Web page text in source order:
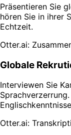
Präsentieren Sie
hören Sie in ihrer
Echtzeit.
Otter.ai:
Globale
Interviewen Sie
Otter.ai: